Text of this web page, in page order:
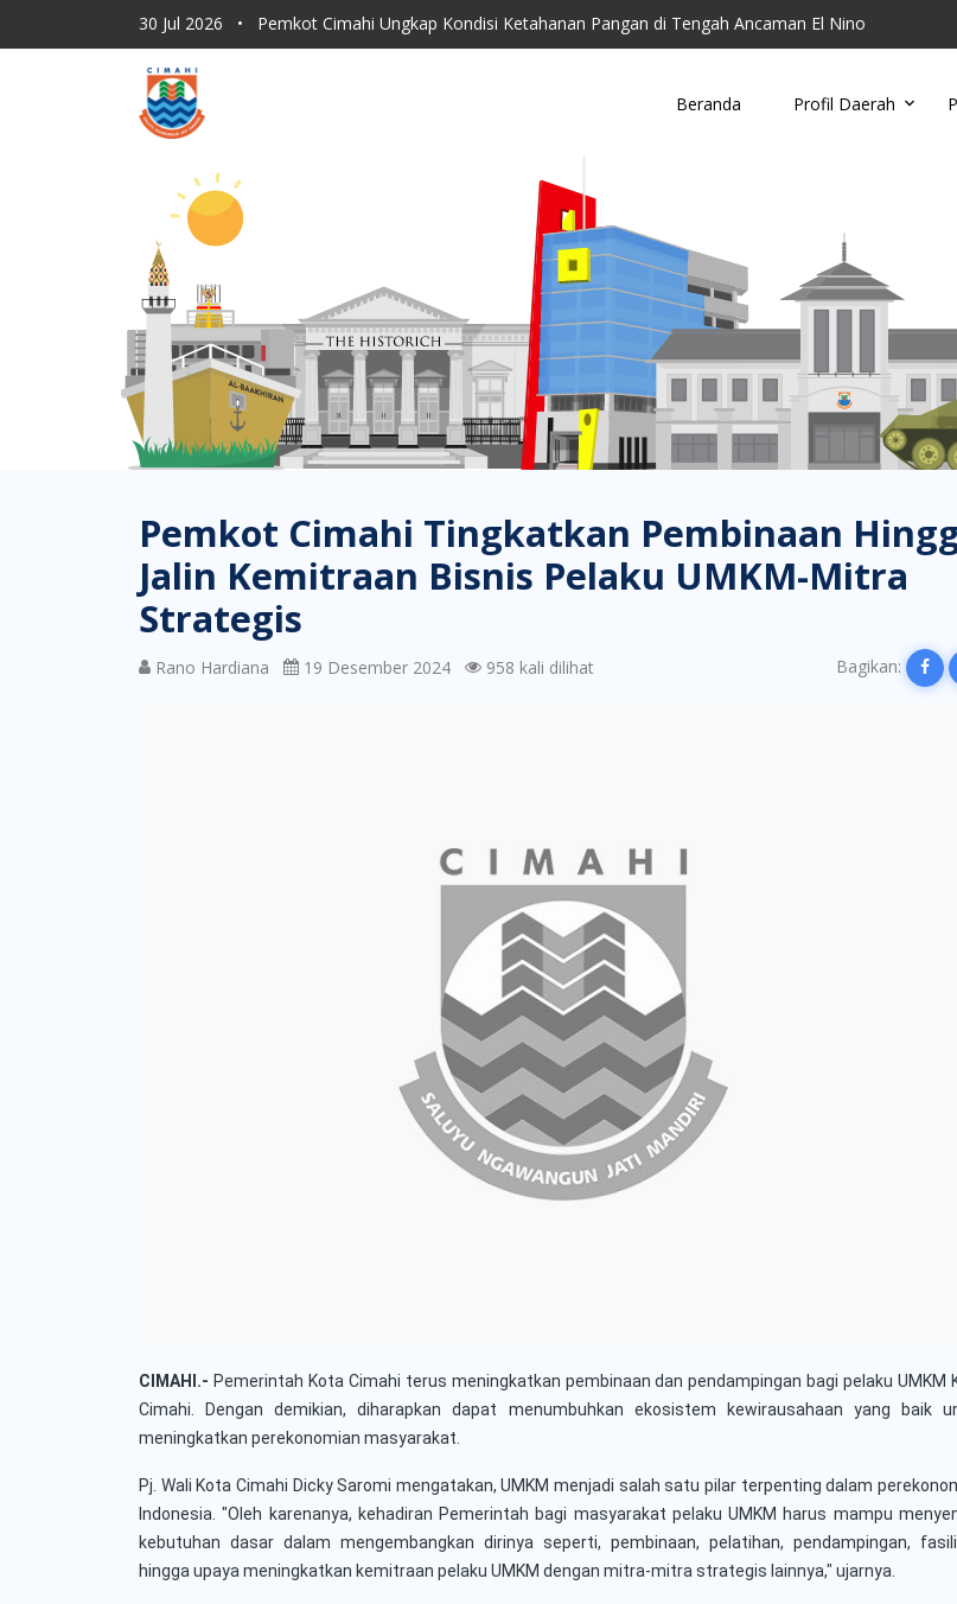
30 Jul 2026 •
Pemkot Cimahi Ungkap Kondisi Ketahanan Pangan di Tengah Ancaman El Nino
30 Jul 2026 • Dishub Kota Cimahi Tingkatkan Monitoring Parkir Liar
30 Jul 2026
30 Jul 2026
Lahan Kering Terbakar Saat Kemarau, Damkar Cimahi Minta Warga Tidak Buang Puntun...
30 Jul 2026
Beranda Profil Daerah
Pemkot Cimahi Tingkatkan Pembinaan
Jalin Kemitraan Bisnis Pelaku UMKM-Mitra
Strategis
Rano Hardiana 19 Desember 2024 958 kali dilihat Bagikan:
CIMAHI.- Pemerintah Kota Cimahi terus meningkatkan pembinaan dan pendampingan bagi pelaku UMKM
Cimahi. Dengan demikian, diharapkan dapat menumbuhkan ekosistem kewirausahaan yang baik
meningkatkan perekonomian masyarakat.
Pj. Wali Kota Cimahi Dicky Saromi mengatakan, UMKM menjadi salah satu pilar terpenting dalam
Indonesia. "Oleh karenanya, kehadiran Pemerintah bagi masyarakat pelaku UMKM harus mampu
kebutuhan dasar dalam mengembangkan dirinya seperti, pembinaan, pelatihan, pendampingan,
hingga upaya meningkatkan kemitraan pelaku UMKM dengan mitra-mitra strategis lainnya," ujarnya.